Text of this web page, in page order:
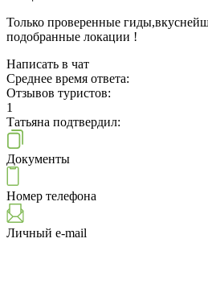
Только проверенные
подобранные локации !
Написать в чат
Среднее время ответа:
Отзывов туристов:
1
Татьяна подтвердил:
Документы
Номер телефона
Личный e-mail